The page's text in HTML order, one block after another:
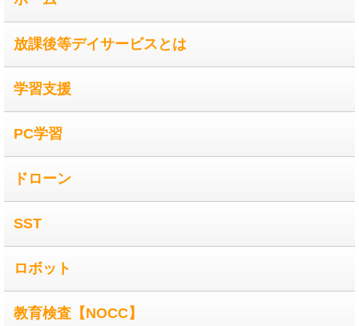
放課後等デイサービスとは
学習支援
PC学習
ドローン
SST
ロボット
教育検査【NOCC】